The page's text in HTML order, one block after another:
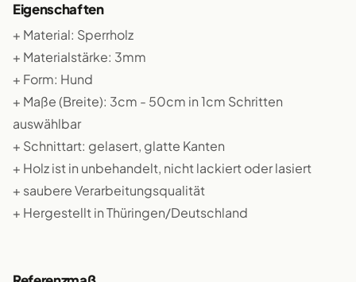
Eigenschaften
+ Material: Sperrholz
+ Materialstärke: 3mm
+ Form: Hund
+ Maße (Breite): 3cm - 50cm in 1cm Schritten
auswählbar
+ Schnittart: gelasert, glatte Kanten
+ Holz ist in unbehandelt, nicht lackiert oder lasiert
+ saubere Verarbeitungsqualität
+ Hergestellt in Thüringen/Deutschland